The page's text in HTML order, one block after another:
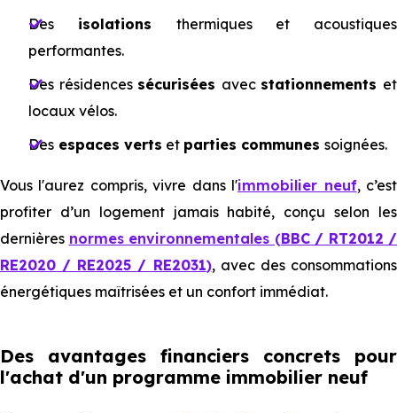
Des isolations thermiques et acoustiques
performantes.
Des résidences sécurisées avec stationnements et
locaux vélos.
Des espaces verts et parties communes soignées.
Vous l'aurez compris, vivre dans l'immobilier neuf, c’est
profiter d’un logement jamais habité, conçu selon les
dernières normes environnementales (BBC / RT2012 /
RE2020 / RE2025 / RE2031), avec des consommations
énergétiques maîtrisées et un confort immédiat.
Des avantages financiers concrets pour
l'achat d'un programme immobilier neuf